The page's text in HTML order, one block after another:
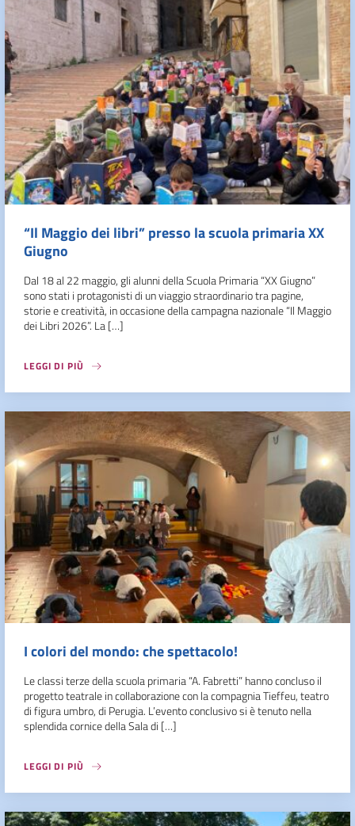
“Il Maggio dei libri” presso la scuola primaria XX
Giugno
Dal 18 al 22 maggio, gli alunni della Scuola Primaria “XX Giugno”
sono stati i protagonisti di un viaggio straordinario tra pagine,
storie e creatività, in occasione della campagna nazionale “Il Maggio
dei Libri 2026”. La […]
LEGGI DI PIÙ
I colori del mondo: che spettacolo!
Le classi terze della scuola primaria “A. Fabretti” hanno concluso il
progetto teatrale in collaborazione con la compagnia Tieffeu, teatro
di figura umbro, di Perugia. L’evento conclusivo si è tenuto nella
splendida cornice della Sala di […]
LEGGI DI PIÙ